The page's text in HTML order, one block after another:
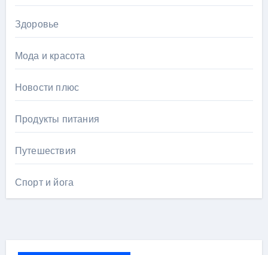
Здоровье
Мода и красота
Новости плюс
Продукты питания
Путешествия
Спорт и йога